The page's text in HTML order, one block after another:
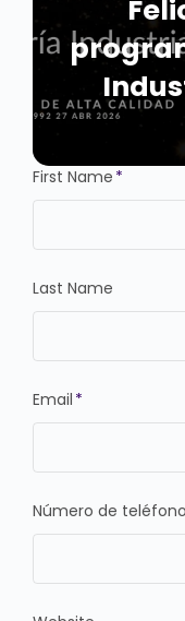
First Name *
Last Name
Email *
Número de teléfono